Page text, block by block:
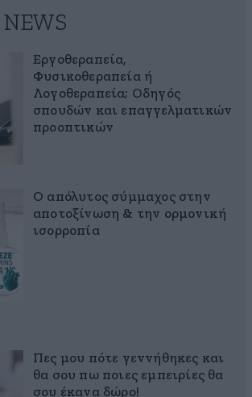
Εργοθεραπεία,
Φυσικοθεραπεία ή
Λογοθεραπεία; Οδηγός
σπουδών και επαγγελματικών
προοπτικών
Ο απόλυτος σύμμαχος στην
αποτοξίνωση & την ορμονική
ισορροπία
Πες μου πότε γεννήθηκες και
θα σου πω ποιες εμπειρίες θα
σου έκανα δώρο!